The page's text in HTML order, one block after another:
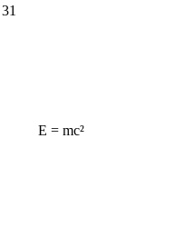
E = mc²
31